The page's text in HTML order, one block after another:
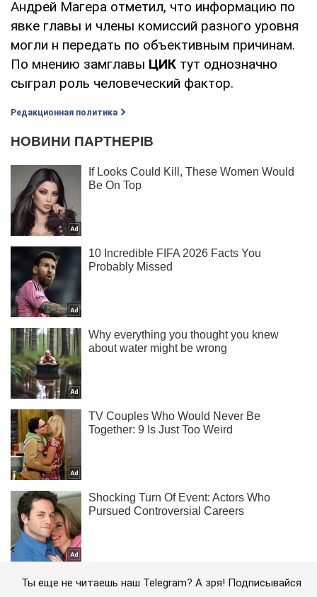
Андрей Магера отметил, что информацию по
явке главы и члены комиссий разного уровня
могли н передать по объективным причинам.
По мнению замглавы ЦИК тут однозначно
сыграл роль человеческий фактор.
Редакционная политика
Ты еще не читаешь наш Telegram? А зря! Подписывайся